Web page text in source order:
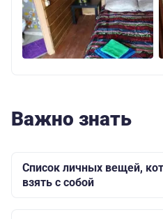
Важно знать
Список личных вещей,
взять с собой